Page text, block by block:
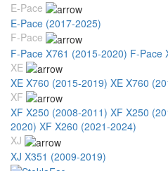
E-Pace
E-Pace (2017-2025)
F-Pace
F-Pace X761 (2015-2020) F-Pace
XE
XE X760 (2015-2019) XE X760
XF
XF X250 (2008-2011) XF X250
2020) XF X260 (2021-2024)
XJ
XJ X351 (2009-2019)